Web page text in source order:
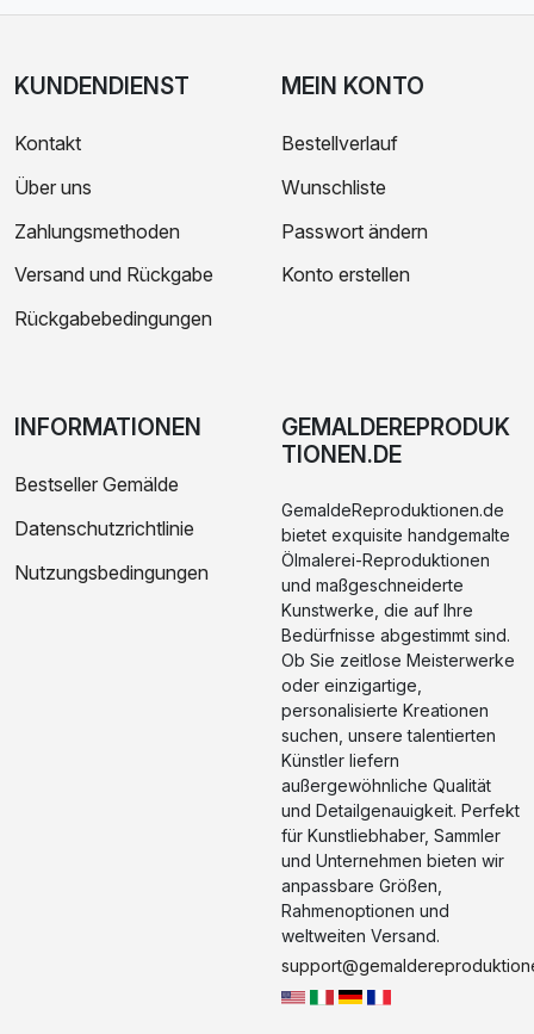
KUNDENDIENST
Kontakt
Über uns
Zahlungsmethoden
Versand und Rückgabe
Rückgabebedingungen
MEIN KONTO
Bestellverlauf
Wunschliste
Passwort ändern
Konto erstellen
INFORMATIONEN
Bestseller Gemälde
Datenschutzrichtlinie
Nutzungsbedingungen
GEMALDEREPRODUK
TIONEN.DE
GemaldeReproduktionen.de
bietet exquisite handgemalte
Ölmalerei-Reproduktionen
und maßgeschneiderte
Kunstwerke, die auf Ihre
Bedürfnisse abgestimmt sind.
Ob Sie zeitlose Meisterwerke
oder einzigartige,
personalisierte Kreationen
suchen, unsere talentierten
Künstler liefern
außergewöhnliche Qualität
und Detailgenauigkeit. Perfekt
für Kunstliebhaber, Sammler
und Unternehmen bieten wir
anpassbare Größen,
Rahmenoptionen und
weltweiten Versand.